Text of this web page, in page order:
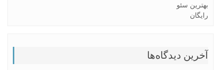
بهترین سئو
رایگان
آخرین دیدگاه‌ها